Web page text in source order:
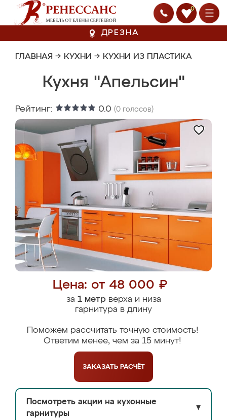
0
ДРЕЗНА
ГЛАВНАЯ → КУХНИ → КУХНИ ИЗ ПЛАСТИКА
Кухня "Апельсин"
Рейтинг: 0.0 (0 голосов)
Цена: от 48 000 ₽
за 1 метрверха и низа
гарнитура в длину
Поможем рассчитать точную стоимость!
Ответим менее, чем за 15 минут!
ЗАКАЗАТЬ РАСЧЁТ
Посмотреть акции на кухонные
гарнитуры
▼